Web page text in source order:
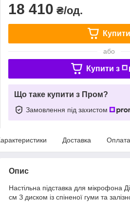
18 410 ₴/од.
Купити
або
Купити з
Що таке купити з Пром?
Замовлення під захистом
Доставка Оплата
Опис
Настільна підставка для мікрофона
см З диском із спіненої гуми та